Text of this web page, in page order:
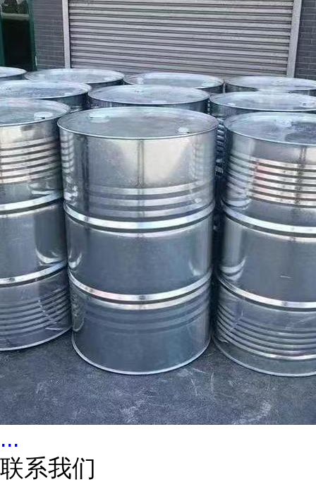
...
联系我们